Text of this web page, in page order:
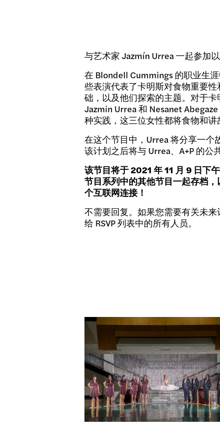
与艺术家 Jazmín Urrea 一起参加
在 Blondell Cummings 的职业生
些表演代表了卡明斯对食物重要
础，以及他们探索的主题。对于
Jazmin Urrea 和 Nesanet
种实践，这三位女性都将食物和
在这个节目中，Urrea 将分享一
该计划之后将与 Urrea、A+P 的
该节目将于 2021 年 11 月 9 日下
节目系列中的其他节目一起存档
个互联网连接！
不需要回复。如果您需要有关未
给 RSVP 列表中的所有人员。